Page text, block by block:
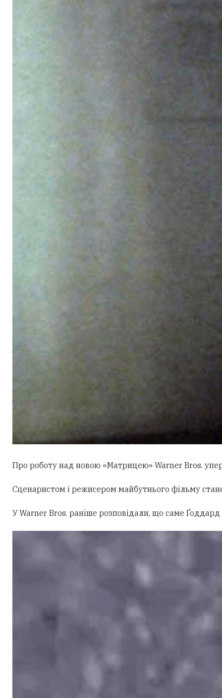
Про роботу над новою «Матрицею» Warner Bros.
Сценаристом і режисером майбутнього фільму
У Warner Bros. раніше розповідали, що саме